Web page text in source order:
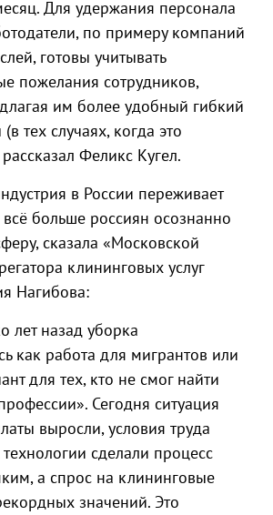
Для удержания персонала
по примеру компаний
готовы учитывать
пожелания сотрудников,
им более удобный гибкий
тех случаях, когда это
Феликс Кугел.
в России переживает
больше россиян осознанно
сказала «Московской
клининговых услуг
Нагибова:
лет назад уборка
как работа для мигрантов или
для тех, кто не смог найти
Сегодня ситуация
выросли, условия труда
сделали процесс
а спрос на клининговые
значений. Это